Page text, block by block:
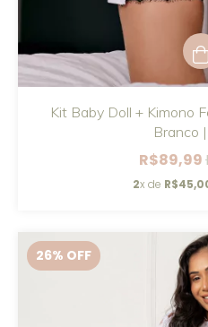
Kit Baby Doll + Kimono
Branco
R$89,99
2x de
26% OFF